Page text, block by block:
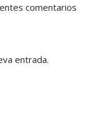
comentarios
entrada.